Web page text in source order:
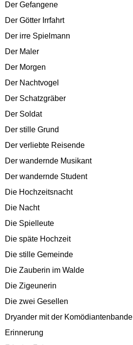
Der Gefangene
Der Götter Irrfahrt
Der irre Spielmann
Der Maler
Der Morgen
Der Nachtvogel
Der Schatzgräber
Der Soldat
Der stille Grund
Der verliebte Reisende
Der wandernde Musikant
Der wandernde Student
Die Hochzeitsnacht
Die Nacht
Die Spielleute
Die späte Hochzeit
Die stille Gemeinde
Die Zauberin im Walde
Die Zigeunerin
Die zwei Gesellen
Dryander mit der Komödiantenbande
Erinnerung